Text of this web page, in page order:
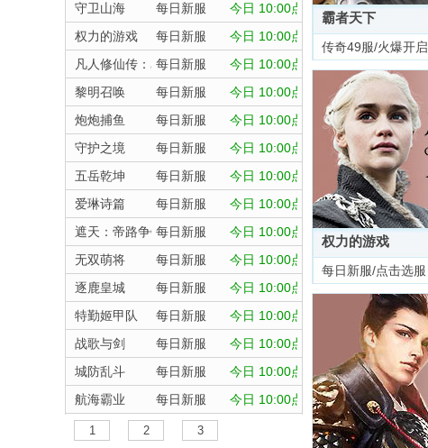
守卫山海
每日新服
今日 10:00点
权力的游戏
每日新服
今日 10:00点
凡人修仙传：星海飞驰
每日新服
今日 10:00点
黎明召唤
每日新服
今日 10:00点
炮炮捕鱼
每日新服
今日 10:00点
守护之境
每日新服
今日 10:00点
五岳乾坤
每日新服
今日 10:00点
爱琳诗篇
每日新服
今日 10:00点
遮天：帝路争锋每日新服
今日 10:00点
无双萌将
每日新服
今日 10:00点
逐鹿皇城
每日新服
今日 10:00点
特勤姬甲队
每日新服
今日 10:00点
战歌与剑
每日新服
今日 10:00点
城防乱斗
每日新服
今日 10:00点
航海霸业
每日新服
今日 10:00点
晴空双子
每日新服
1 2 3
霸者天下
传奇49服/火爆开启
权力的游戏
每日新服/点击选服